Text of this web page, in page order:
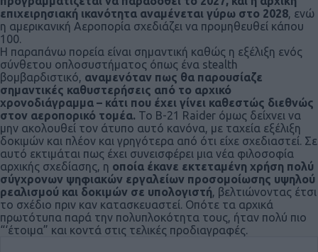
επιχειρησιακή ικανότητα αναμένεται γύρω στο 2028, ενώ
η αμερικανική Αεροπορία σχεδιάζει να προμηθευθεί κάπου
100.
Η παραπάνω πορεία είναι σημαντική καθώς η εξέλιξη ενός
σύνθετου οπλοσυστήματος όπως ένα stealth
βομβαρδιστικό, αναμενόταν πως θα παρουσίαζε
σημαντικές καθυστερήσεις από το αρχικό
χρονοδιάγραμμα – κάτι που έχει γίνει καθεστώς διεθνώς
στον αεροπορικό τομέα. Το B-21 Raider όμως δείχνει να
μην ακολουθεί τον άτυπο αυτό κανόνα, με ταχεία εξέλιξη
δοκιμών και πλέον και γρηγότερα από ότι είχε σχεδιαστεί. Σε
αυτό εκτιμάται πως έχει συνεισφέρει μια νέα φιλοσοφία
αρχικής σχεδίασης, η οποία έκανε εκτεταμένη χρήση πολύ
σύγχρονων ψηφιακών εργαλείων προσομοίωσης υψηλού
ρεαλισμού και δοκιμών σε υπολογιστή, βελτιώνοντας έτσι
το σχέδιο πριν καν κατασκευαστεί. Οπότε τα αρχικά
πρωτότυπα παρά την πολυπλοκότητα τους, ήταν πολύ πιο
“‘έτοιμα” και κοντά στις τελικές προδιαγραφές.